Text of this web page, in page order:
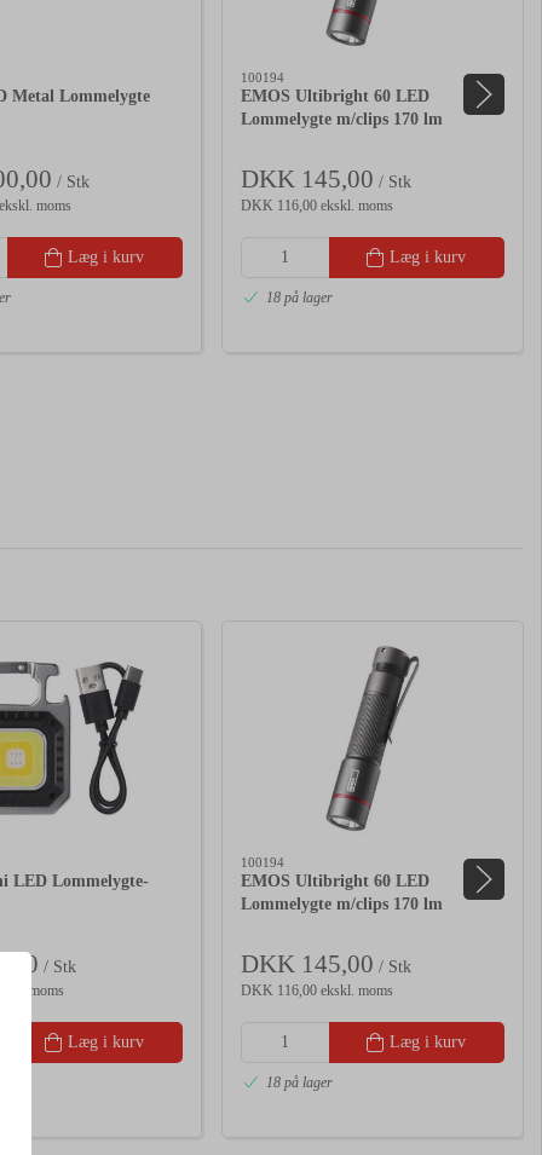
Metal Lommelygte
/ Stk
moms
Læg i kurv
100194
EMOS Ultibright 60 LED
Lommelygte m/clips 170 lm
DKK 145,00 / Stk
DKK 116,00 ekskl. moms
Læg i kurv
18 på lager
LED Lommelygte-
/ Stk
moms
Læg i kurv
100194
EMOS Ultibright 60 LED
Lommelygte m/clips 170 lm
DKK 145,00 / Stk
DKK 116,00 ekskl. moms
Læg i kurv
18 på lager